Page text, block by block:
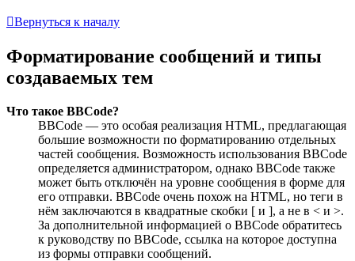
Вернуться к началу
Форматирование сообщений и типы
создаваемых тем
Что такое BBCode?
BBCode — это особая реализация HTML, предлагающая
большие возможности по форматированию отдельных
частей сообщения. Возможность использования BBCode
определяется администратором, однако BBCode также
может быть отключён на уровне сообщения в форме для
его отправки. BBCode очень похож на HTML, но теги в
нём заключаются в квадратные скобки [ и ], а не в < и >.
За дополнительной информацией о BBCode обратитесь
к руководству по BBCode, ссылка на которое доступна
из формы отправки сообщений.